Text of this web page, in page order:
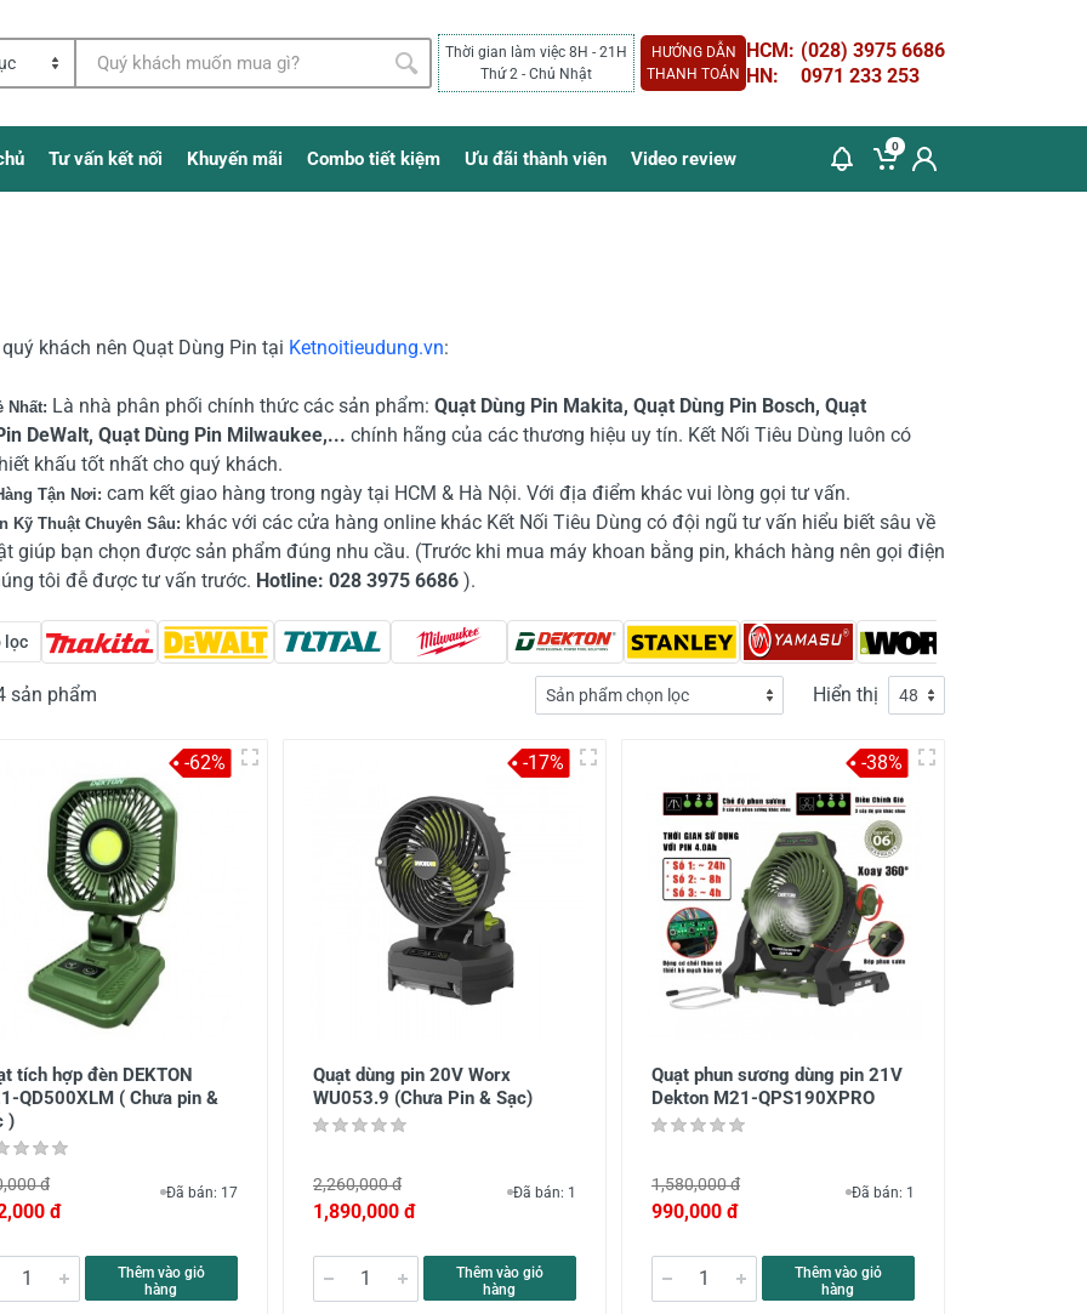
Thời gian làm việc 8H - 21H
Thứ 2 - Chủ Nhật
HƯỚNG DẪN
THANH TOÁN
HCM: (028) 3975 6686
HN:
0971 233 253
Tư vấn kết nối Khuyến mãi Combo tiết kiệm Ưu đãi thành viên Video review
0
khách nên Quạt Dùng Pin tại Ketnoitieudung.vn:
Nhất: Là nhà phân phối chính thức các sản phẩm: Quạt Dùng Pin Makita, Quạt Dùng Pin Bosch, Quạt
DeWalt, Quạt Dùng Pin Milwaukee,... chính hãng của các thương hiệu uy tín. Kết Nối Tiêu Dùng luôn có
khấu tốt nhất cho quý khách.
Tận Nơi: cam kết giao hàng trong ngày tại HCM & Hà Nội. Với địa điểm khác vui lòng gọi tư vấn.
Kỹ Thuật Chuyên Sâu: khác với các cửa hàng online khác Kết Nối Tiêu Dùng có đội ngũ tư vấn hiểu biết sâu về
giúp bạn chọn được sản phẩm đúng nhu cầu. (Trước khi mua máy khoan bằng pin, khách hàng nên gọi điện
tôi đễ được tư vấn trước. Hotline: 028 3975 6686 ).
lọc
sản phẩm Hiển thị
tích hợp đèn DEKTON
QD500XLM ( Chưa pin &
)
đ
đ
Đã bán: 17
Thêm vào giỏ
hàng
-62%
Quạt dùng pin 20V Worx
WU053.9 (Chưa Pin & Sạc)
2,260,000 đ
1,890,000 đ
Đã bán: 1
Thêm vào giỏ
hàng
-17%
Quạt phun sương dùng pin 21V
Dekton M21-QPS190XPRO
1,580,000 đ
990,000 đ
Đã bán: 1
Thêm vào giỏ
hàng
-38%